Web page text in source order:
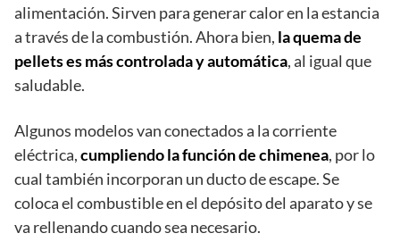
alimentación. Sirven para generar calor en la estancia
a través de la combustión. Ahora bien, la quema de
pellets es más controlada y automática, al igual que
saludable.
Algunos modelos van conectados a la corriente
eléctrica,cumpliendo la función de chimenea, por lo
cual también incorporan un ducto de escape. Se
coloca el combustible en el depósito del aparato y se
va rellenando cuando sea necesario.